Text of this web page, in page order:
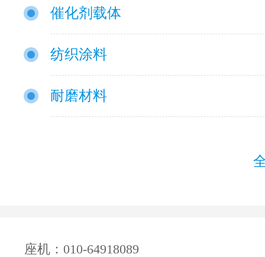
催化剂载体
纺织涂料
耐磨材料
座机：010-64918089